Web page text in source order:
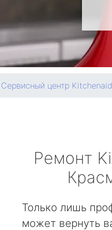
Сервисный центр Kitchenaid
Ремонт
Только лишь
может вернуть